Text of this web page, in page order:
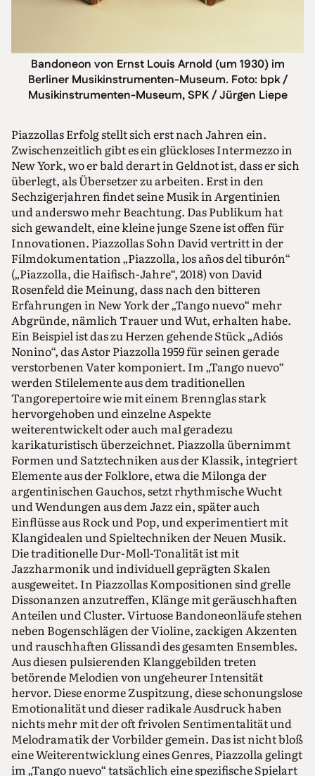
Bandoneon von Ernst Louis Arnold (um 1930) im
Berliner Musikinstrumenten-Museum. Foto: bpk /
Musikinstrumenten-Museum, SPK / Jürgen Liepe
Piazzollas Erfolg stellt sich erst nach Jahren ein.
Zwischenzeitlich gibt es ein glückloses Intermezzo in
New York, wo er bald derart in Geldnot ist, dass er sich
überlegt, als Übersetzer zu arbeiten. Erst in den
Sechzigerjahren findet seine Musik in Argentinien
und anderswo mehr Beachtung. Das Publikum hat
sich gewandelt, eine kleine junge Szene ist offen für
Innovationen. Piazzollas Sohn David vertritt in der
Filmdokumentation „Piazzolla, los años del tiburón“
(„Piazzolla, die Haifisch-Jahre“, 2018) von David
Rosenfeld die Meinung, dass nach den bitteren
Erfahrungen in New York der „Tango nuevo“ mehr
Abgründe, nämlich Trauer und Wut, erhalten habe.
Ein Beispiel ist das zu Herzen gehende Stück „Adiós
Nonino“, das Astor Piazzolla 1959 für seinen gerade
verstorbenen Vater komponiert. Im „Tango nuevo“
werden Stilelemente aus dem traditionellen
Tangorepertoire wie mit einem Brennglas stark
hervorgehoben und einzelne Aspekte
weiterentwickelt oder auch mal geradezu
karikaturistisch überzeichnet. Piazzolla übernimmt
Formen und Satztechniken aus der Klassik, integriert
Elemente aus der Folklore, etwa die Milonga der
argentinischen Gauchos, setzt rhythmische Wucht
und Wendungen aus dem Jazz ein, später auch
Einflüsse aus Rock und Pop, und experimentiert mit
Klangidealen und Spieltechniken der Neuen Musik.
Die traditionelle Dur-Moll-Tonalität ist mit
Jazzharmonik und individuell geprägten Skalen
ausgeweitet. In Piazzollas Kompositionen sind grelle
Dissonanzen anzutreffen, Klänge mit geräuschhaften
Anteilen und Cluster. Virtuose Bandoneonläufe stehen
neben Bogenschlägen der Violine, zackigen Akzenten
und rauschhaften Glissandi des gesamten Ensembles.
Aus diesen pulsierenden Klanggebilden treten
betörende Melodien von ungeheurer Intensität
hervor. Diese enorme Zuspitzung, diese schonungslose
Emotionalität und dieser radikale Ausdruck haben
nichts mehr mit der oft frivolen Sentimentalität und
Melodramatik der Vorbilder gemein. Das ist nicht bloß
eine Weiterentwicklung eines Genres, Piazzolla gelingt
im „Tango nuevo“ tatsächlich eine spezifische Spielart